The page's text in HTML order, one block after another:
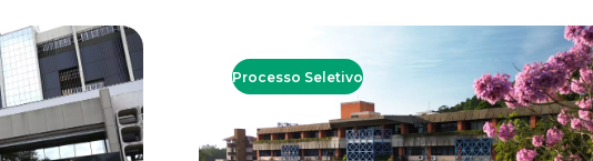
Processo Seletivo